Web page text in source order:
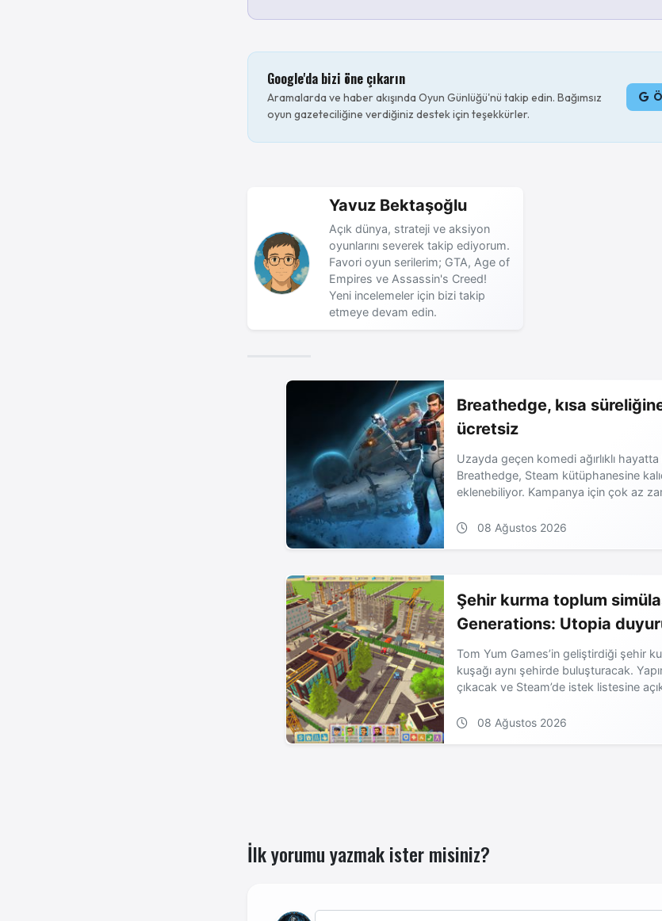
Google'da bizi öne çıkarın
Aramalarda ve haber akışında Oyun Günlüğü'nü takip edin. Bağımsız
oyun gazeteciliğine verdiğiniz destek için teşekkürler.
Yavuz Bektaşoğlu
Açık dünya, strateji ve aksiyon
oyunlarını severek takip ediyorum.
Favori oyun serilerim; GTA, Age of
Empires ve Assassin's Creed!
Yeni incelemeler için bizi takip
etmeye devam edin.
Breathedge, kısa
ücretsiz
Uzayda geçen komedi ağırlıklı
Breathedge, Steam kütüphanesine
eklenebiliyor. Kampanya için çok az
08 Ağustos 2026
Şehir kurma toplum
Generations: Utopia
Tom Yum Games’in geliştirdiği şehir
kuşağı aynı şehirde buluşturacak.
çıkacak ve Steam’de istek listesine
08 Ağustos 2026
İlk yorumu yazmak ister misiniz?